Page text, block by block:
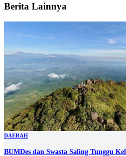
Berita Lainnya
DAERAH
BUMDes dan Swasta Saling Tunggu